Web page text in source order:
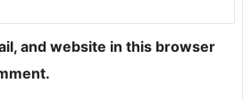
and website in this browser